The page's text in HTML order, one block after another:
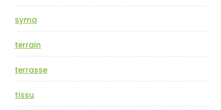
syma
terrain
terrasse
tissu